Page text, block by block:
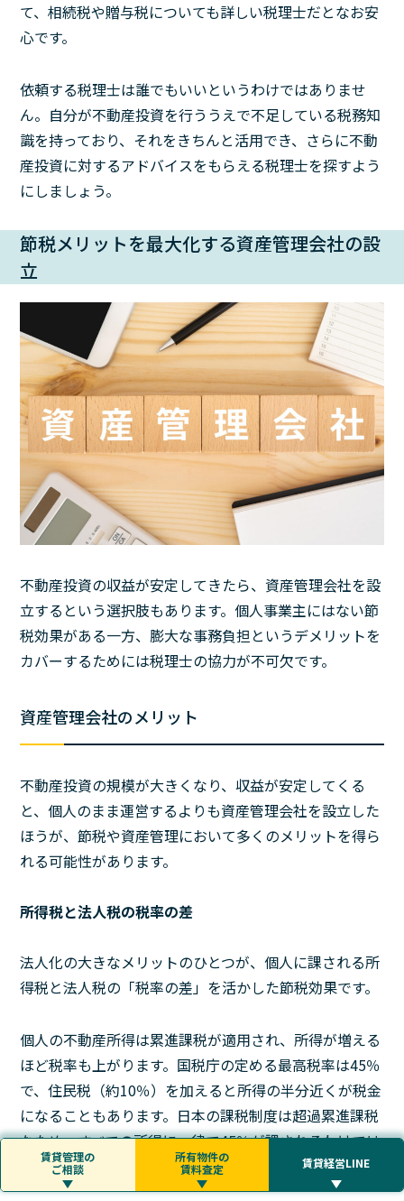
て、相続税や贈与税についても詳しい税理士だとなお安
心です。
依頼する税理士は誰でもいいというわけではありませ
ん。自分が不動産投資を行ううえで不足している税務知
識を持っており、それをきちんと活用でき、さらに不動
産投資に対するアドバイスをもらえる税理士を探すよう
にしましょう。
節税メリットを最大化する資産管理会社の設
立
不動産投資の収益が安定してきたら、資産管理会社を設
立するという選択肢もあります。個人事業主にはない節
税効果がある一方、膨大な事務負担というデメリットを
カバーするためには税理士の協力が不可欠です。
資産管理会社のメリット
不動産投資の規模が大きくなり、収益が安定してくる
と、個人のまま運営するよりも資産管理会社を設立した
ほうが、節税や資産管理において多くのメリットを得ら
れる可能性があります。
所得税と法人税の税率の差
法人化の大きなメリットのひとつが、個人に課される所
得税と法人税の「税率の差」を活かした節税効果です。
個人の不動産所得は累進課税が適用され、所得が増える
ほど税率も上がります。国税庁の定める最高税率は45％
で、住民税（約10％）を加えると所得の半分近くが税金
になることもあります。日本の課税制度は超過累進課税
なため、すべての所得に一律で45％が課されるわけでは
ありませんが、高所得層では負担が大きくなります。
賃貸管理の
ご相談
所有物件の
賃料査定
賃貸経営LINE